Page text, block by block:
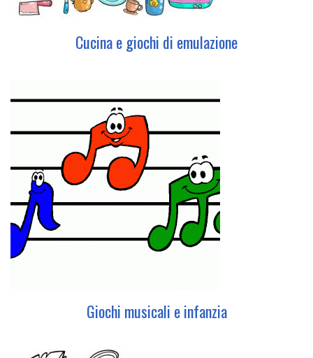
Cucina e giochi di emulazione
Giochi musicali e infanzia